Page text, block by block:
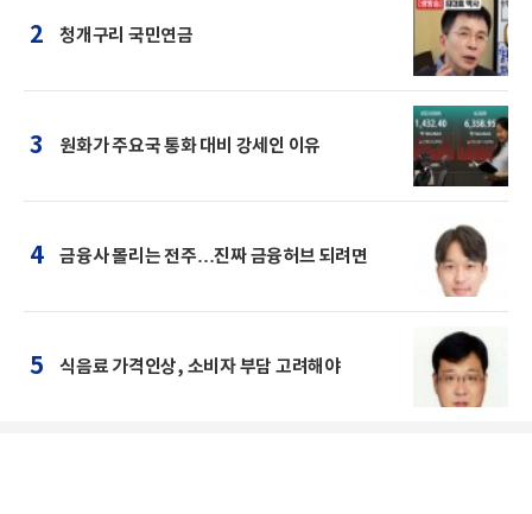
2 청개구리 국민연금
3 원화가 주요국 통화 대비 강세인 이유
4 금융사 몰리는 전주…진짜 금융허브 되려면
5 식음료 가격인상, 소비자 부담 고려해야